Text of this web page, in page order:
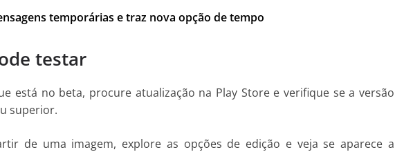
temporárias e traz nova opção de tempo
testar
está no beta, procure atualização na Play Store e verifique se a versão
superior.
de uma imagem, explore as opções de edição e veja se aparece a